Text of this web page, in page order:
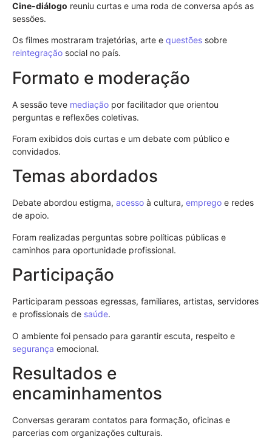
Cine-diálogo reuniu curtas e uma roda de conversa após as
sessões.
Os filmes mostraram trajetórias, arte e questões sobre
reintegração social no país.
Formato e moderação
A sessão teve mediação por facilitador que orientou
perguntas e reflexões coletivas.
Foram exibidos dois curtas e um debate com público e
convidados.
Temas abordados
Debate abordou estigma, acesso à cultura, emprego e redes
de apoio.
Foram realizadas perguntas sobre políticas públicas e
caminhos para oportunidade profissional.
Participação
Participaram pessoas egressas, familiares, artistas, servidores
e profissionais de saúde.
O ambiente foi pensado para garantir escuta, respeito e
segurança emocional.
Resultados e
encaminhamentos
Conversas geraram contatos para formação, oficinas e
parcerias com organizações culturais.